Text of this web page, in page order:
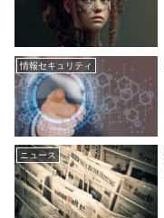
情報セキュリティ
ニュース